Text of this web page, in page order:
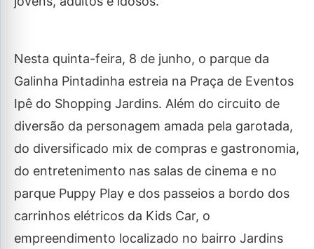
Nesta quinta-feira, 8 de junho, o parque da
Galinha Pintadinha estreia na Praça de Eventos
Ipê do Shopping Jardins. Além do circuito de
diversão da personagem amada pela garotada,
do diversificado mix de compras e gastronomia,
do entretenimento nas salas de cinema e no
parque Puppy Play e dos passeios a bordo dos
carrinhos elétricos da Kids Car, o
empreendimento localizado no bairro Jardins